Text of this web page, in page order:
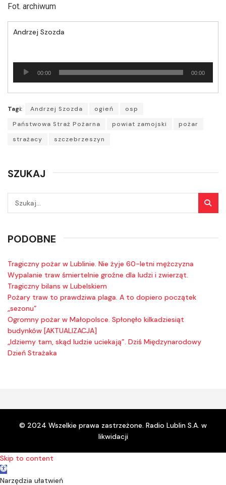
Fot. archiwum
Andrzej Szozda
Odtwarzacz
plików
00:00 00:00
Tagi: Andrzej Szozda ogień
osp
Państwowa Straż Pożarna
powiat zamojski
pożar
strażacy
szczebrzeszyn
SZUKAJ
PODOBNE
Tragiczny pożar w Lublinie. Nie żyje 60-letni mężczyzna
Wypalanie traw śmiertelnie groźne dla ludzi i zwierząt.
Tragiczny bilans w Lubelskiem
Pożary traw to prawdziwa plaga. A to dopiero początek
„sezonu”
Ogromny pożar w Małopolsce. Spłonęło kilkadziesiąt
budynków [AKTUALIZACJA]
„Idziemy tam, skąd ludzie uciekają”. Dziś Międzynarodowy
Dzień Strażaka
© 2024 Wszelkie prawa zastrzeżone. Radio Lublin S.A. w
likwidacji
Skip to content
Open toolbar
Narzędzia ułatwień